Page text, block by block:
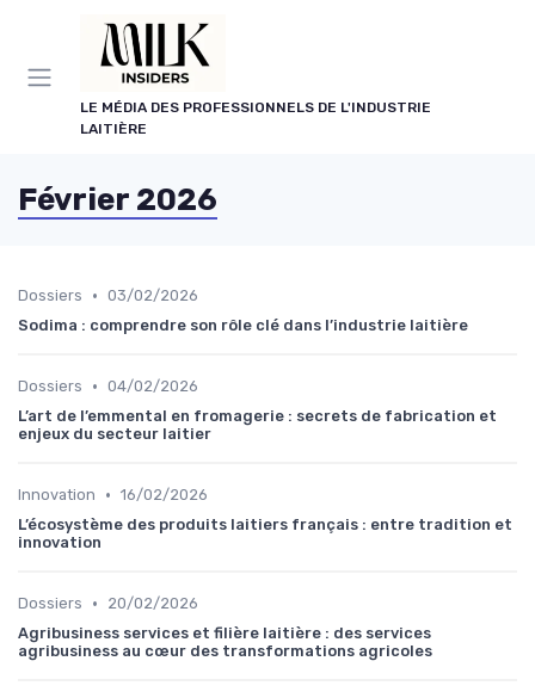
LE MÉDIA DES PROFESSIONNELS DE L'INDUSTRIE
LAITIÈRE
Février 2026
Dossiers • 03/02/2026
Sodima : comprendre son rôle clé dans l’industrie laitière
Dossiers • 04/02/2026
L’art de l’emmental en fromagerie : secrets de fabrication et
enjeux du secteur laitier
Innovation • 16/02/2026
L’écosystème des produits laitiers français : entre tradition et
innovation
Dossiers •
20/02/2026
Agribusiness services et filière laitière : des services
agribusiness au cœur des transformations agricoles